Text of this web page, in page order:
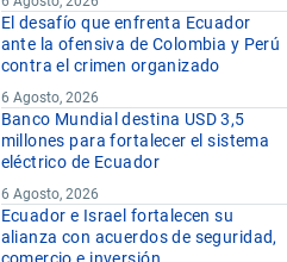
El desafío que enfrenta Ecuador
ante la ofensiva de Colombia y Perú
contra el crimen organizado
6 Agosto, 2026
Banco Mundial destina USD 3,5
millones para fortalecer el sistema
eléctrico de Ecuador
6 Agosto, 2026
Ecuador e Israel fortalecen su
alianza con acuerdos de seguridad,